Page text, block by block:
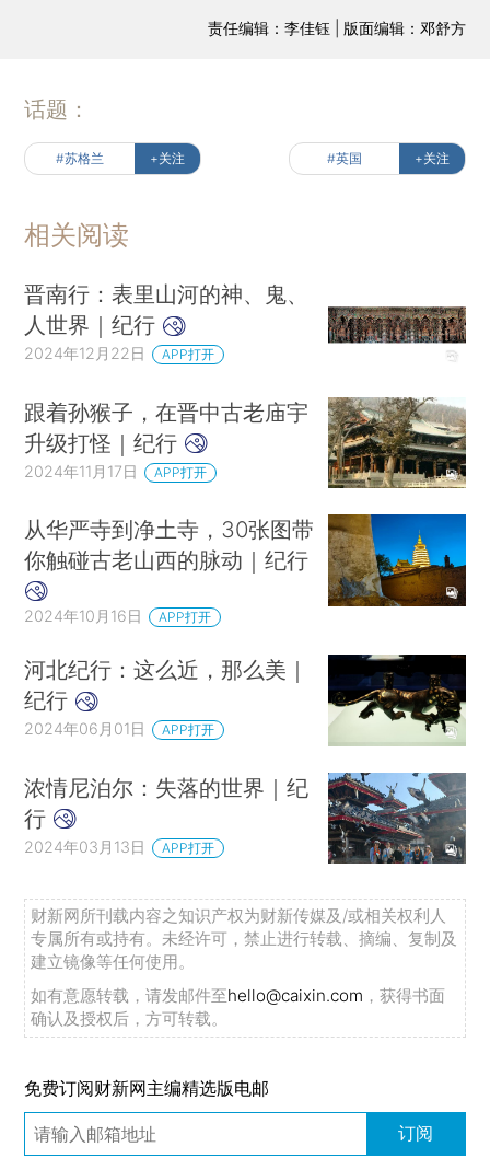
责任编辑：李佳钰 | 版面编辑：邓舒方
话题：
#苏格兰 +关注 #英国 +关注
相关阅读
晋南行：表里山河的神、鬼、
人世界｜纪行
2024年12月22日 APP打开
跟着孙猴子，在晋中古老庙宇
升级打怪｜纪行
2024年11月17日 APP打开
从华严寺到净土寺，30张图带
你触碰古老山西的脉动｜纪行
2024年10月16日 APP打开
河北纪行：这么近，那么美｜
纪行
2024年06月01日 APP打开
浓情尼泊尔：失落的世界｜纪
行
2024年03月13日 APP打开
财新网所刊载内容之知识产权为财新传媒及/或相关权利人
专属所有或持有。未经许可，禁止进行转载、摘编、复制及
建立镜像等任何使用。
如有意愿转载，请发邮件至hello@caixin.com ，获得书面
确认及授权后，方可转载。
免费订阅财新网主编精选版电邮
订阅